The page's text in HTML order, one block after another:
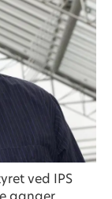
ved IPS